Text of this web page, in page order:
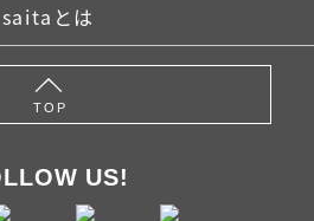
saitaとは
TOP
US!